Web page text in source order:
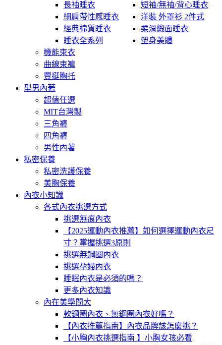
長袖睡衣
短袖/無袖/背心睡衣
細肩帶性感睡衣
洋裝 外罩衫 2件式
經典棉質睡衣
柔滑緞面睡衣
睡衣全系列
塑身美體
機能束衣
曲線束褲
豐挺胸托
型男內著
超值任選
MIT台灣製
三角褲
四角褲
男性內著
私密保養
私密洗護保養
美胸保養
內衣小知識
各式內衣挑選方式
挑選無痕內衣
【2025運動內衣推薦】如何選擇運動內衣尺
寸？掌握挑選3原則
挑選無鋼圈內衣
挑選孕婦內衣
睡眠內衣是必須的嗎？
更多內衣知識
內在美學問大
軟鋼圈內衣、無鋼圈內衣好嗎？
【內衣推薦指南】內衣品牌該怎麼挑？
【小胸內衣挑選指南 】小胸女孩必看